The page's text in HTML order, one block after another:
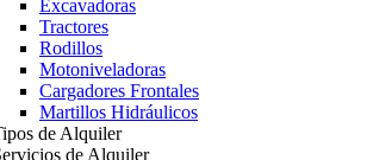
Excavadoras
Tractores
Rodillos
Motoniveladoras
Cargadores Frontales
Martillos Hidráulicos
de Alquiler
de Alquiler